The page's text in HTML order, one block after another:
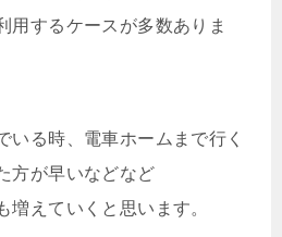
用するケースが多数ありま
いる時、電車ホームまで行く
方が早いなどなど
増えていくと思います。